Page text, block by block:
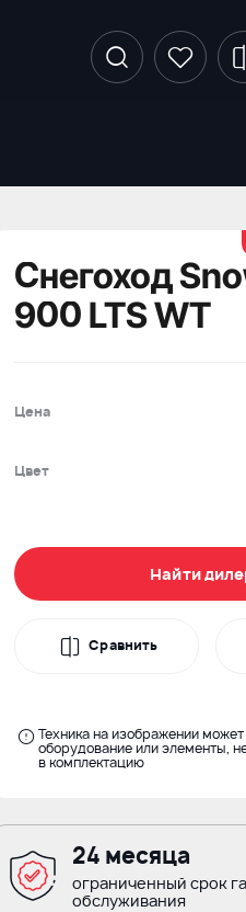
Снегоход
900 LTS WT
Цена
Цвет
Найти
Сравнить
Техника на изображении
оборудование или элементы,
в комплектацию
24 месяца
ограниченный срок
обслуживания